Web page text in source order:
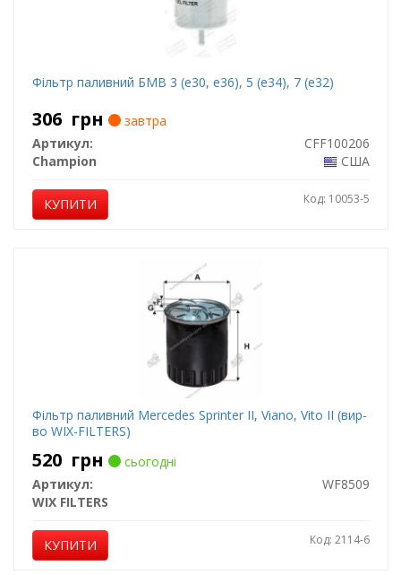
Фільтр паливний БМВ 3 (е30, е36), 5 (е34), 7 (е32)
306 грн
завтра
Артикул:
CFF100206
Champion
США
КУПИТИ Код: 10053-5
Фільтр паливний Mercedes Sprinter II, Viano, Vito II (вир-
во WIX-FILTERS)
520 грн
сьогодні
Артикул:
WF8509
WIX FILTERS
КУПИТИ Код: 2114-6